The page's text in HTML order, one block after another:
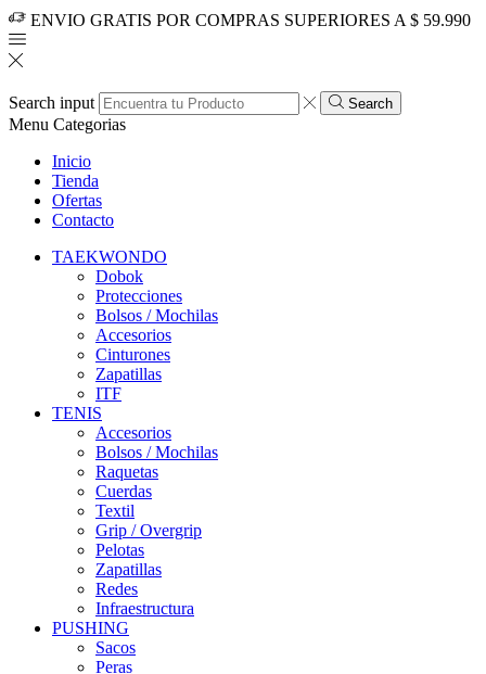
ENVIO GRATIS POR COMPRAS SUPERIORES A $ 59.990
Search input Search
Menu Categorias
Inicio
Tienda
Ofertas
Contacto
TAEKWONDO
Dobok
Protecciones
Bolsos / Mochilas
Accesorios
Cinturones
Zapatillas
ITF
TENIS
Accesorios
Bolsos / Mochilas
Raquetas
Cuerdas
Textil
Grip / Overgrip
Pelotas
Zapatillas
Redes
Infraestructura
PUSHING
Sacos
Peras